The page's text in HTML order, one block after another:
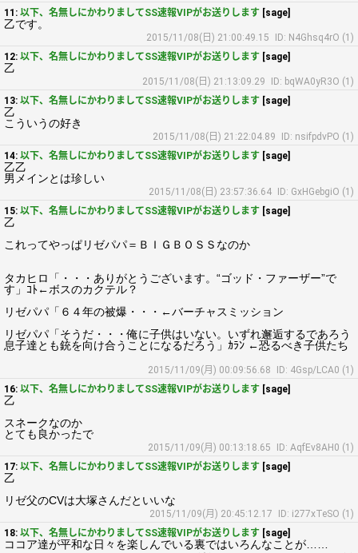
11: 以下、名無しにかわりましてSS速報VIPがお送りします [sage]
乙です。
2015/11/08(日) 21:00:49.15
ID: N4Ghsq4rO (1)
12: 以下、名無しにかわりましてSS速報VIPがお送りします [sage]
乙
2015/11/08(日) 21:13:09.29
ID: bqWA0yR3O (1)
13: 以下、名無しにかわりましてSS速報VIPがお送りします [sage]
乙
こういうの好き
2015/11/08(日) 21:22:04.89
ID: nsifpdvPO (1)
14: 以下、名無しにかわりましてSS速報VIPがお送りします [sage]
乙乙
男メインとは珍しい
2015/11/08(日) 23:57:36.64
ID: GxHGebgiO (1)
15: 以下、名無しにかわりましてSS速報VIPがお送りします [sage]
乙
これってやっぱリゼパパ＝ＢＩＧＢＯＳＳなのか
タカヒロ「・・・ありがとうございます。“ゴッド・ファーザー”で
す」ｺﾄ←ボスのカクテル？
リゼパパ「６４年の被爆・・・←バーチャスミッション
リゼパパ「そうだ・・・俺に子供はいない。いずれ邂逅するであろう
息子達とも銃を向け合うことになるだろう」ｶﾗﾝ ←恐るべき子供たち
2015/11/09(月) 00:09:56.68
ID: 4Gsp/LCA0 (1)
16: 以下、名無しにかわりましてSS速報VIPがお送りします [sage]
乙
スネークなのか
とても良かったで
2015/11/09(月) 00:13:18.65
ID: AqfEv8AH0 (1)
17: 以下、名無しにかわりましてSS速報VIPがお送りします [sage]
乙
リゼ父のCVは大塚さんだといいな
2015/11/09(月) 20:45:12.17
ID: i277xTeSO (1)
18: 以下、名無しにかわりましてSS速報VIPがお送りします [sage]
ココア達が平和な日々を楽しんでいる裏ではいろんなことが……